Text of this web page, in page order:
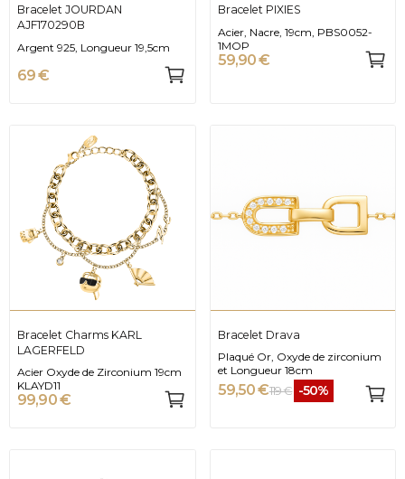
Bracelet JOURDAN
AJF170290B
Argent 925, Longueur 19,5cm
69 €
Bracelet PIXIES
Acier, Nacre, 19cm, PBS0052-
1MOP
59,90 €
Bracelet Charms KARL
LAGERFELD
Acier Oxyde de Zirconium 19cm
KLAYD11
99,90 €
Bracelet Drava
Plaqué Or, Oxyde de zirconium
et Longueur 18cm
59,50 €119 € -50%